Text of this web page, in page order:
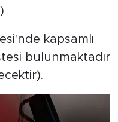
kapsamlı
bulunmaktadır